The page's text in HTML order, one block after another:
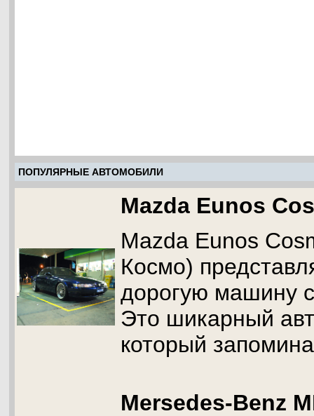
ПОПУЛЯРНЫЕ АВТОМОБИЛИ
Mazda Eunos
Mazda Eunos
Космо)
дорогую машину
Это шикарный
который
Mersedes-Benz